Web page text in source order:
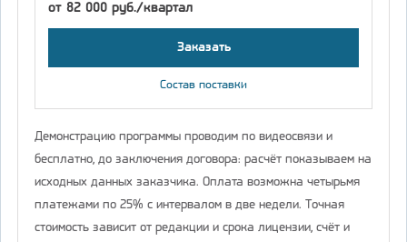
от 82 000 руб./квартал
Заказать
Состав поставки
Демонстрацию программы проводим по видеосвязи и
бесплатно, до заключения договора: расчёт показываем на
исходных данных заказчика. Оплата возможна четырьмя
платежами по 25% с интервалом в две недели. Точная
стоимость зависит от редакции и срока лицензии, счёт и